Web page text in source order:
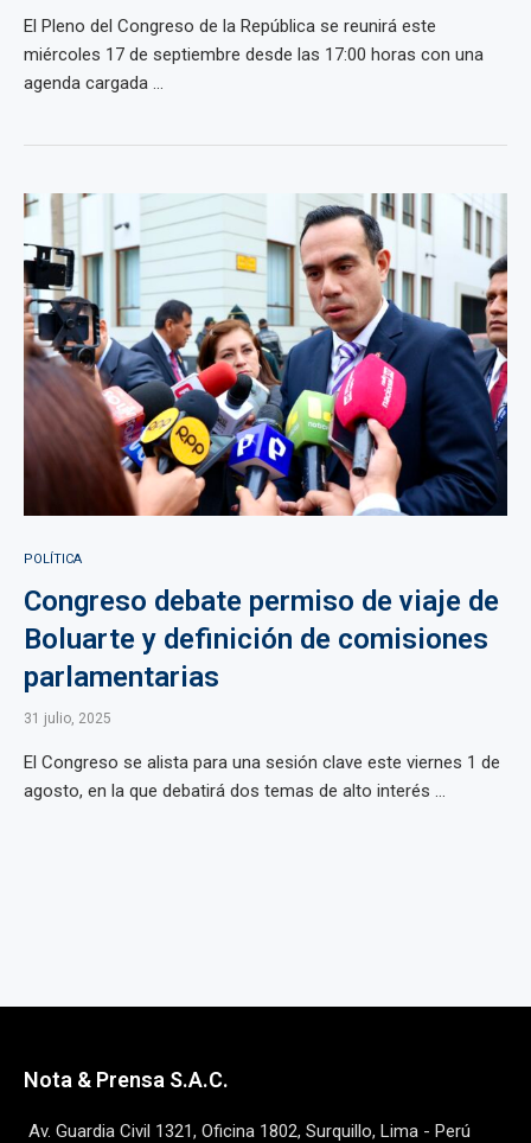
El Pleno del Congreso de la República se reunirá este
miércoles 17 de septiembre desde las 17:00 horas con una
agenda cargada ...
POLÍTICA
Congreso debate permiso de viaje de
Boluarte y definición de comisiones
parlamentarias
31 julio, 2025
El Congreso se alista para una sesión clave este viernes 1 de
agosto, en la que debatirá dos temas de alto interés ...
Nota & Prensa S.A.C.
Av. Guardia Civil 1321, Oficina 1802, Surquillo, Lima - Perú